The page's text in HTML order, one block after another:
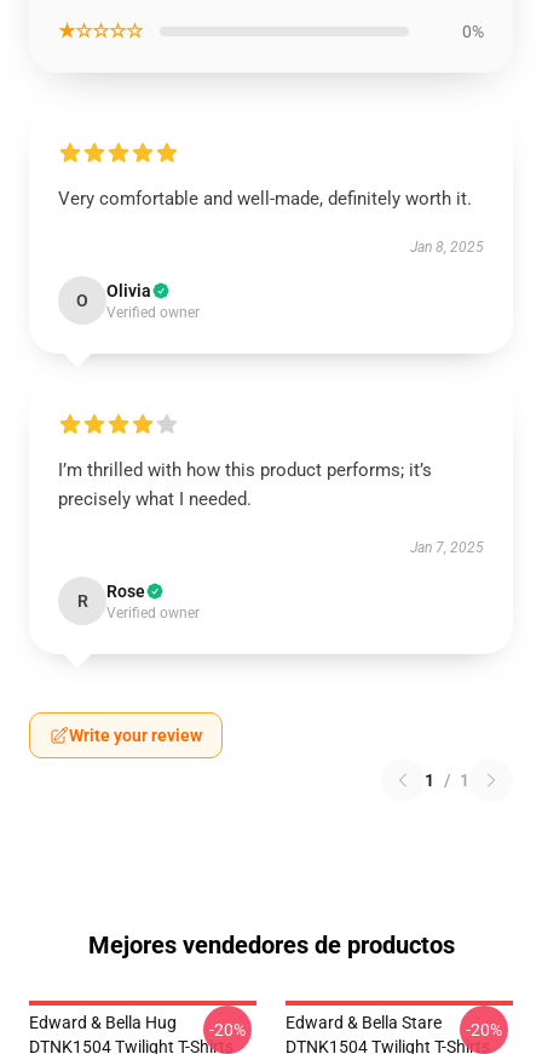
★☆☆☆☆ 0%
Very comfortable and well-made, definitely worth it.
Jan 8, 2025
O Olivia
Verified owner
I’m thrilled with how this product performs; it’s
precisely what I needed.
Jan 7, 2025
R Rose
Verified owner
Write your review
1 / 1
Mejores vendedores de productos
Edward & Bella Hug
DTNK1504 Twilight T-Shirts
-20%
Edward & Bella Stare
DTNK1504 Twilight T-Shirts
-20%